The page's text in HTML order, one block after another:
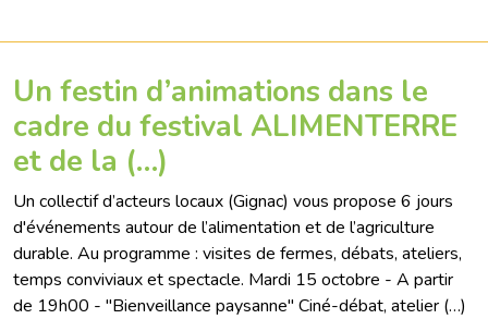
Un festin d’animations dans le
cadre du festival ALIMENTERRE
et de la (…)
Un collectif d’acteurs locaux (Gignac) vous propose 6 jours
d'événements autour de l’alimentation et de l’agriculture
durable. Au programme : visites de fermes, débats, ateliers,
temps conviviaux et spectacle. Mardi 15 octobre - A partir
de 19h00 - "Bienveillance paysanne" Ciné-débat, atelier (…)